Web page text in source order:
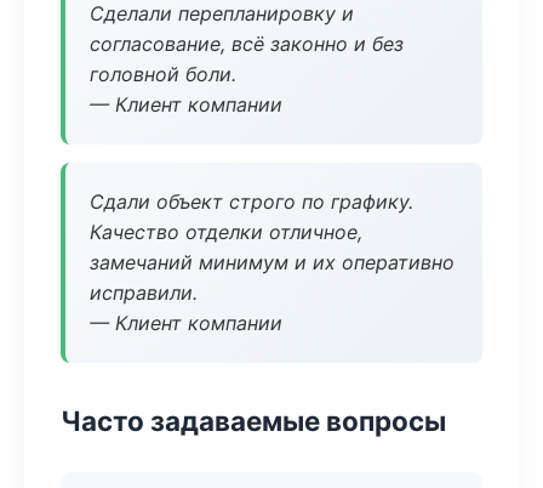
Сделали перепланировку и
согласование, всё законно и без
головной боли.
— Клиент компании
Сдали объект строго по графику.
Качество отделки отличное,
замечаний минимум и их оперативно
исправили.
— Клиент компании
Часто задаваемые вопросы